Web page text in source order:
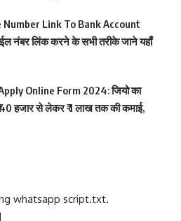
Number Link To Bank Account
नंबर लिंक करने के सभी तरीके जाने यहाँ
Online Form 2024: जियो का
हजार से लेकर ₹ 1 लाख तक की कमाई,
whatsapp script.txt.